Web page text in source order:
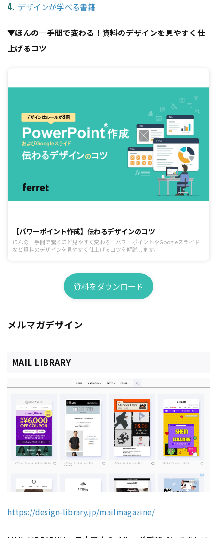
デザインが学べる書籍
▼ほんの一手間で変わる！資料のデザインを見やすく仕
上げるコツ
【パワーポイント作成】伝わるデザインのコツ
ほんの一手間で驚くほど見やすく変わる！パワーポイントやGoogleスライド
など資料のデザインを見やすく仕上げるコツを解説します。
資料をダウンロード
メルマガデザイン
MAIL LIBRARY
https://design-library.jp/mailmagazine/